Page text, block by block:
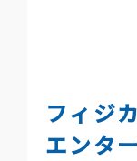
フィジ
エンタ